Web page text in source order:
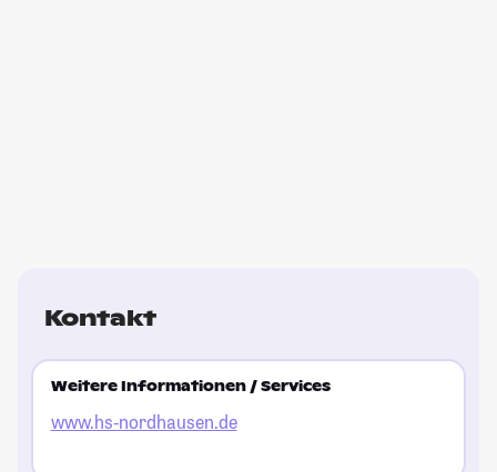
Kontakt
Weitere Informationen / Services
www.hs-nordhausen.de